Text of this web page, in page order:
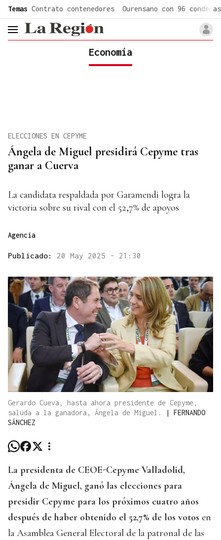
Temas Contrato contenedores Ourensano con 96 condenas
header.menu.open
Economía
Ángela de Miguel presidirá Cepyme tras
ganar a Cuerva
ELECCIONES EN CEPYME
La candidata respaldada por Garamendi logra la
victoria sobre su rival con el 52,7% de apoyos
Agencia
Publicado: 20 May 2025 - 21:30
Gerardo Cueva, hasta ahora presidente de Cepyme,
saluda a la ganadora, Ángela de Miguel.
| FERNANDO
SÁNCHEZ
La presidenta de CEOE-Cepyme Valladolid,
Ángela de Miguel, ganó las elecciones para
presidir Cepyme para los próximos cuatro años
después de haber obtenido el 52,7% de los votos en
la Asamblea General Electoral de la patronal de las